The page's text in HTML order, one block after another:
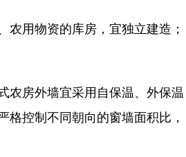
用物资的库房，宜独立建造；
房外墙宜采用自保温、外保温
控制不同朝向的窗墙面积比，